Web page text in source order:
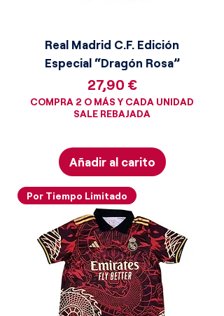
Real Madrid C.F. Edición
Especial “Dragón Rosa”
Precio
27,90 €
COMPRA 2 O MÁS Y CADA UNIDAD
SALE REBAJADA
Añadir al carito
Por Tiempo Limitado